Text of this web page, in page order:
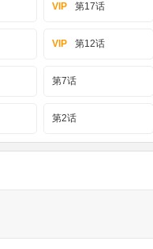
VIP 第17话
VIP 第12话
第7话
第2话